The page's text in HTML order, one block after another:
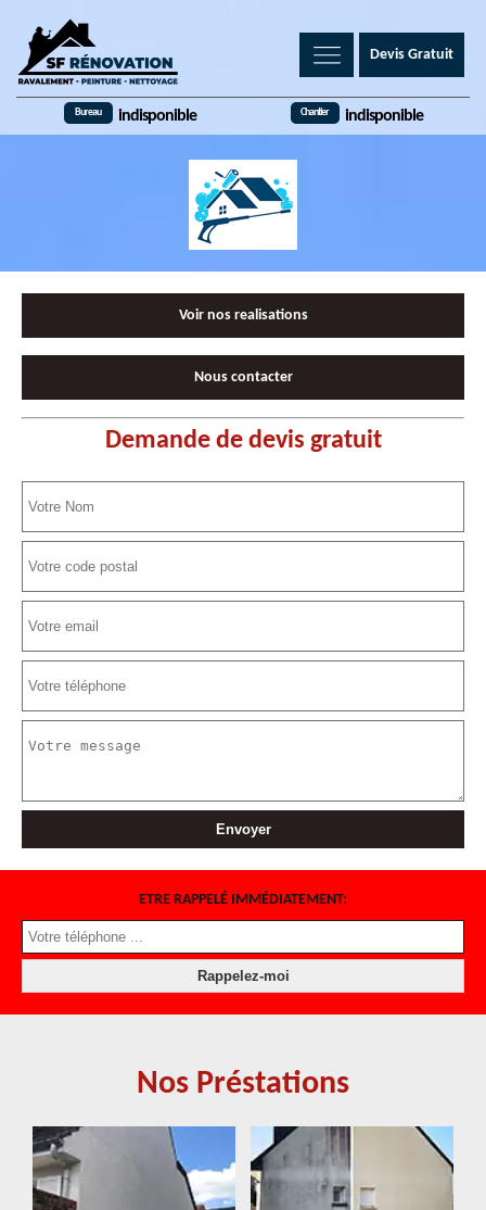
Devis Gratuit
Bureau indisponible Chantier indisponible
Voir nos realisations
Nous contacter
Demande de devis gratuit
ETRE RAPPELÉ IMMÉDIATEMENT:
Nos Préstations